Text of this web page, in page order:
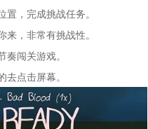
，完成挑战任务。
，非常有挑战性。
闯关游戏。
点击屏幕。